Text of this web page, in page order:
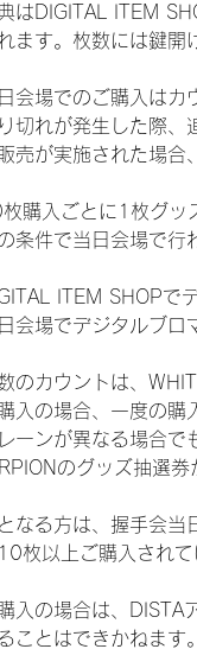
はDIGITAL ITEM
ます。枚数には鍵開
会場でのご購入はカ
切れが発生した際、
売が実施された場合
購入ごとに1枚グッ
条件で当日会場で行
ITEM SHOPで
会場でデジタルブロ
のカウントは、
入の場合、一度の購
ーンが異なる場合で
のグッズ抽選
なる方は、握手会当
枚以上ご購入され
入の場合は、DISTA
ことはできかねます。